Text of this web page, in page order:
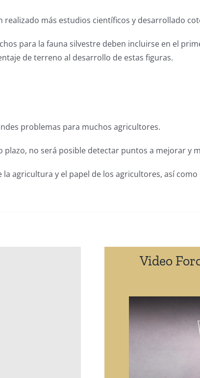
realizado más estudios científicos y desarrollado
para la fauna silvestre deben incluirse en el
de terreno al desarrollo de estas figuras.
problemas para muchos agricultores.
plazo, no será posible detectar puntos a mejorar y
agricultura y el papel de los agricultores, así
Video